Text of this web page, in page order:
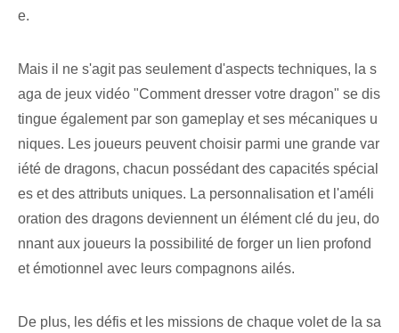
e.
Mais il ne s'agit pas seulement d'aspects techniques, la s
aga de jeux vidéo "Comment dresser votre dragon" se dis
tingue également par son gameplay et ses mécaniques u
niques. Les joueurs peuvent choisir parmi une grande var
iété de dragons, chacun possédant des capacités spécial
es et des attributs uniques. La personnalisation et l'améli
oration des dragons deviennent un élément clé du jeu, do
nnant aux joueurs la possibilité de forger un lien profond
et émotionnel avec leurs compagnons ailés.
De plus, les défis et les missions de chaque volet de la sa